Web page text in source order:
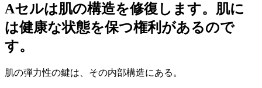
Aセルは肌の構造を修復します。肌に
は健康な状態を保つ権利があるので
す。
肌の弾力性の鍵は、その内部構造にある。